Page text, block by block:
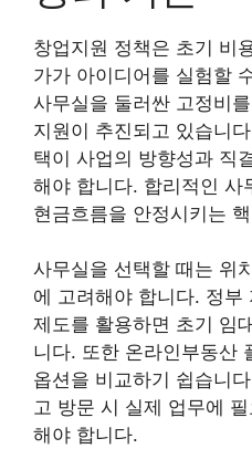
창업지원 정책은 초기 비
가가 아이디어를 실험할
사무실을 둘러싼 고정비
지원이 추진되고 있습니
택이 사업의 방향성과 직
해야 합니다. 합리적인 사
현금흐름을 안정시키는
사무실을 선택할 때는 위
에 고려해야 합니다. 정부
제도를 활용하면 초기 임
니다. 또한 온라인부동산
옵션을 비교하기 쉽습니
고 방문 시 실제 업무에
해야 합니다.